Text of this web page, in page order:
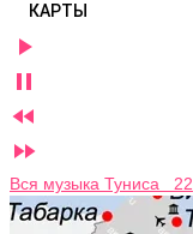
КАРТЫ




Вся музыка Туниса 22